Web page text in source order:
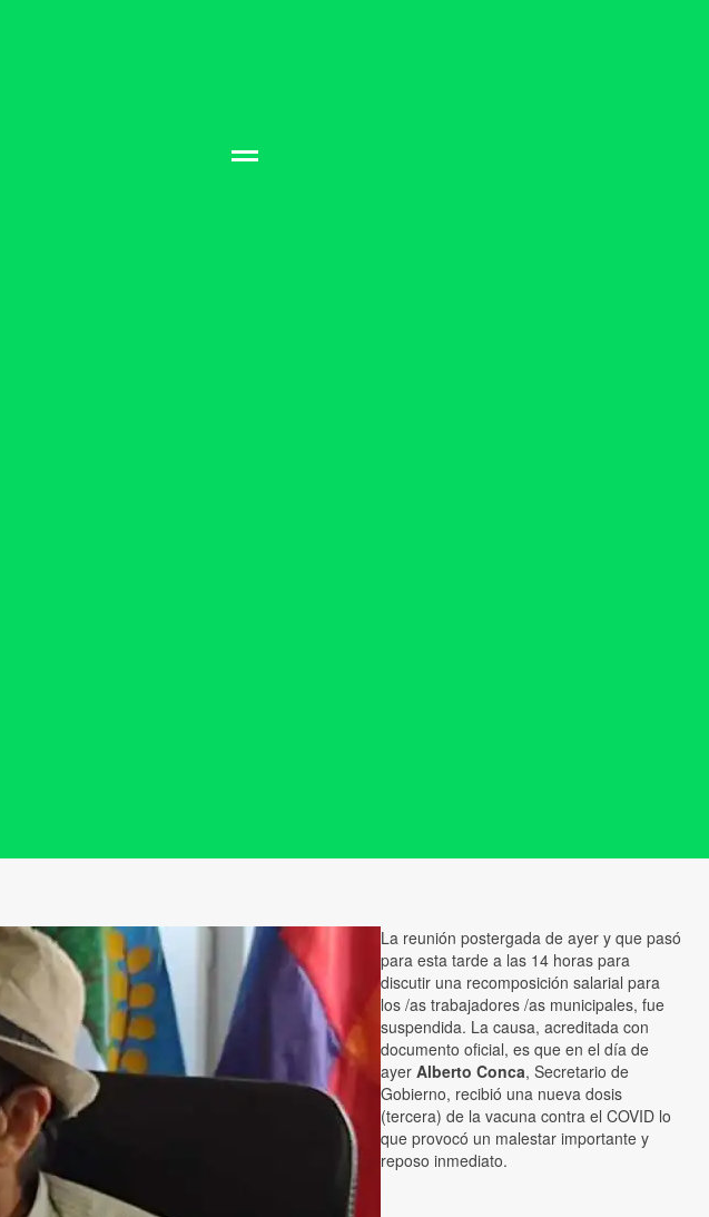
La reunión postergada de ayer y que pasó
para esta tarde a las 14 horas para
discutir una recomposición salarial para
los /as trabajadores /as municipales, fue
suspendida. La causa, acreditada con
documento oficial, es que en el día de
ayer Alberto Conca, Secretario de
Gobierno, recibió una nueva dosis
(tercera) de la vacuna contra el COVID lo
que provocó un malestar importante y
reposo inmediato.